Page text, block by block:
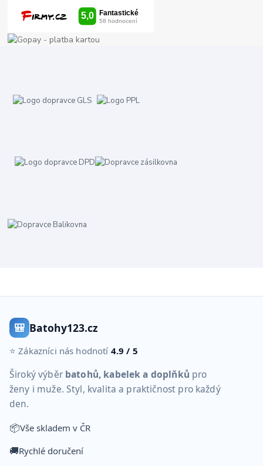
🎒 Batohy123.cz
⭐ Zákazníci nás hodnotí 4.9 / 5
Široký výběr batohů, kabelek a doplňků pro
ženy i muže. Styl, kvalita a praktičnost pro každý
den.
📦Vše skladem v ČR
🚚Rychlé doručení